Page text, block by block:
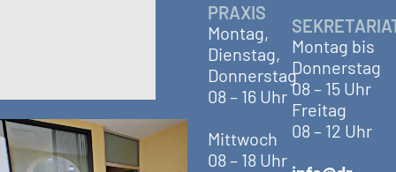
PRAXIS
Montag,
Dienstag,
Donnerstag
08 – 16 Uhr
Mittwoch
08 – 18 Uhr
Montag bis
Donnerstag
08 – 15 Uhr
Freitag
08 – 12 Uhr